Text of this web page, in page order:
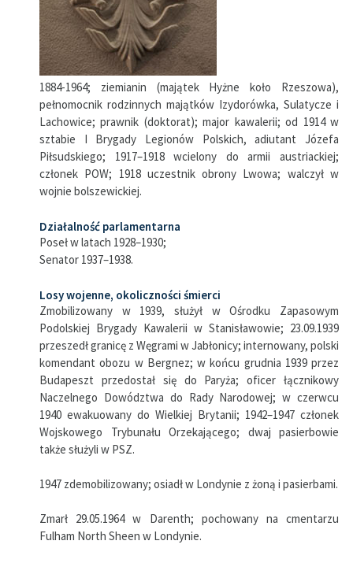
1884-1964; ziemianin (majątek Hyżne koło Rzeszowa),
pełnomocnik rodzinnych majątków Izydorówka, Sulatycze i
Lachowice; prawnik (doktorat); major kawalerii; od 1914 w
sztabie I Brygady Legionów Polskich, adiutant Józefa
Piłsudskiego; 1917–1918 wcielony do armii austriackiej;
członek POW; 1918 uczestnik obrony Lwowa; walczył w
wojnie bolszewickiej.
Działalność parlamentarna
Poseł w latach 1928–1930;
Senator 1937–1938.
Losy wojenne, okoliczności śmierci
Zmobilizowany w 1939, służył w Ośrodku Zapasowym
Podolskiej Brygady Kawalerii w Stanisławowie; 23.09.1939
przeszedł granicę z Węgrami w Jabłonicy; internowany, polski
komendant obozu w Bergnez; w końcu grudnia 1939 przez
Budapeszt przedostał się do Paryża; oficer łącznikowy
Naczelnego Dowództwa do Rady Narodowej; w czerwcu
1940 ewakuowany do Wielkiej Brytanii; 1942–1947 członek
Wojskowego Trybunału Orzekającego; dwaj pasierbowie
także służyli w PSZ.
1947 zdemobilizowany; osiadł w Londynie z żoną i pasierbami.
Zmarł 29.05.1964 w Darenth; pochowany na cmentarzu
Fulham North Sheen w Londynie.